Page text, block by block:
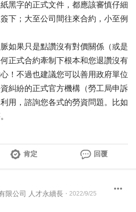
黑字的正式文件，都應該審慎仔細
下；大至公司間往來合約，小至例
如果只是點讚沒有對價關係（或是
正式合約牽制下根本和您退讚沒有
！不過也建議您可以善用政府單位
糾紛的正式官方機構（勞工局申訴
用，諮詢您各式的勞資問題。比如
肯定 回覆
限公司 人才永續長 ・ 2022/9/25